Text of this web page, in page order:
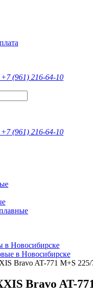
+7 (961) 216-64-10
+7 (961) 216-64-10
в Новосибирске
в Новосибирске
Bravo AT-771 M+S 225/
Bravo AT-